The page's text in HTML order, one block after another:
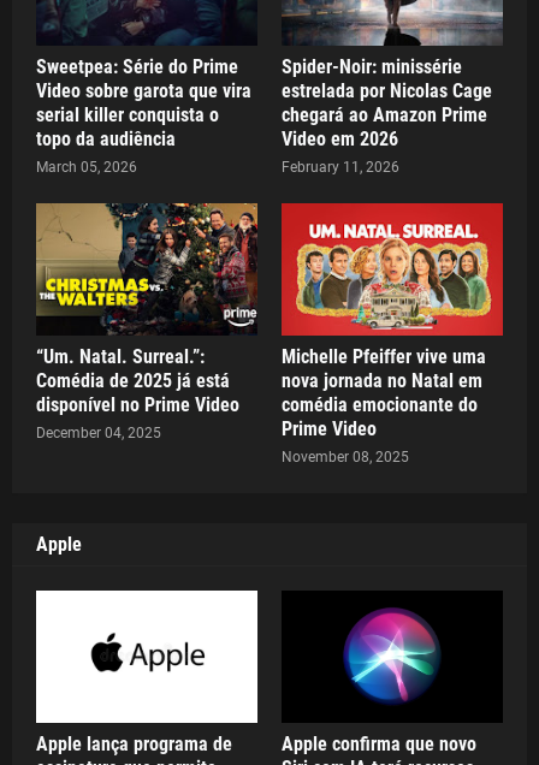
Sweetpea: Série do Prime
Video sobre garota que vira
serial killer conquista o
topo da audiência
March 05, 2026
Spider-Noir: minissérie
estrelada por Nicolas Cage
chegará ao Amazon Prime
Video em 2026
February 11, 2026
“Um. Natal. Surreal.”:
Comédia de 2025 já está
disponível no Prime Video
December 04, 2025
Michelle Pfeiffer vive uma
nova jornada no Natal em
comédia emocionante do
Prime Video
November 08, 2025
Apple
Apple lança programa de
Apple confirma que novo